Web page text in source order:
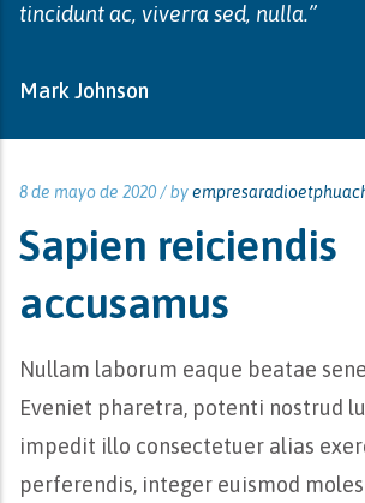
tincidunt ac, viverra sed, nulla.”
Mark Johnson
8 de mayo de 2020 /by
Sapien reiciendis
accusamus
Nullam laborum eaque beatae
Eveniet pharetra, potenti nostrud
impedit illo consectetuer alias
perferendis, integer euismod